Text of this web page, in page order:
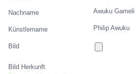
Nachname Awuku Gameli
Künstlername Philip Awuku
Bild
Bild Herkunft